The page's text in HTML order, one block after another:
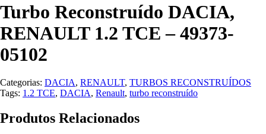
Turbo Reconstruído DACIA,
RENAULT 1.2 TCE – 49373-
05102
Categorias: DACIA, RENAULT, TURBOS RECONSTRUÍDOS
Tags: 1.2 TCE, DACIA, Renault, turbo reconstruído
Produtos Relacionados